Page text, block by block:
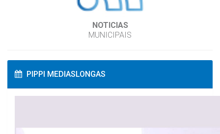
NOTICIAS
MUNICIPAIS
PIPPI MEDIASLONGAS